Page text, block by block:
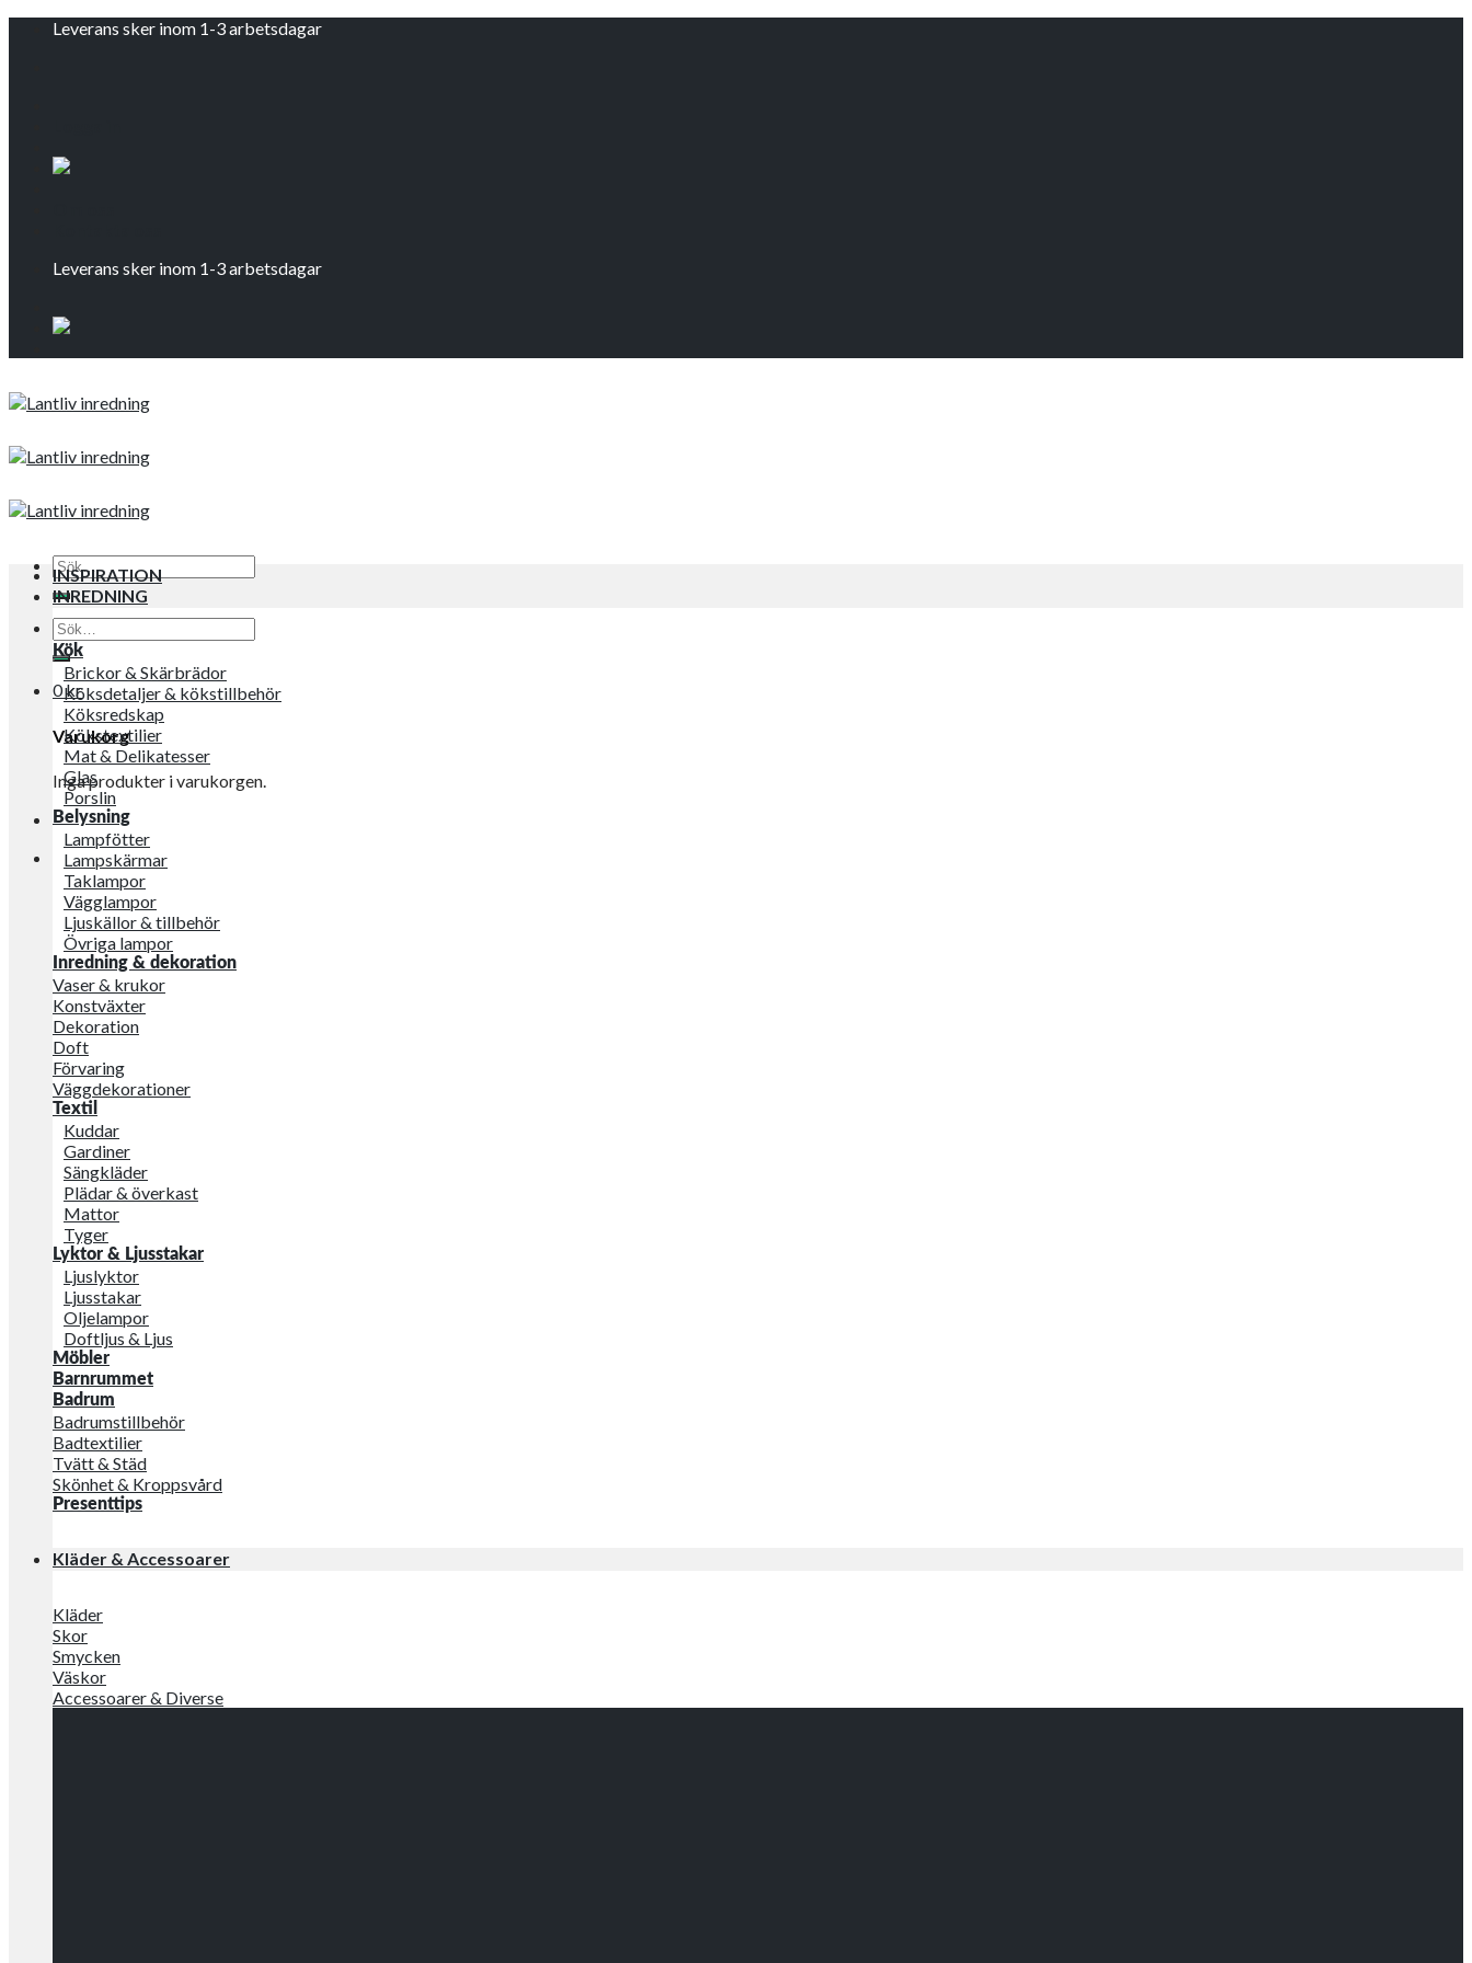
Leverans sker inom 1-3 arbetsdagar
Leverans sker inom 1-3 arbetsdagar
Sök
efter:
Sök
efter:
0kr
Varukorg
Inga produkter i varukorgen.
INSPIRATION
INREDNING
Kök
Brickor & Skärbrädor
Köksdetaljer & kökstillbehör
Köksredskap
Kökstextilier
Mat & Delikatesser
Glas
Porslin
Belysning
Lampfötter
Lampskärmar
Taklampor
Vägglampor
Ljuskällor & tillbehör
Övriga lampor
Inredning & dekoration
Vaser & krukor
Konstväxter
Dekoration
Doft
Förvaring
Väggdekorationer
Textil
Kuddar
Gardiner
Sängkläder
Plädar & överkast
Mattor
Tyger
Lyktor & Ljusstakar
Ljuslyktor
Ljusstakar
Oljelampor
Doftljus & Ljus
Möbler
Barnrummet
Badrum
Badrumstillbehör
Badtextilier
Tvätt & Städ
Skönhet & Kroppsvård
Presenttips
Kläder & Accessoarer
Kläder
Skor
Smycken
Väskor
Accessoarer & Diverse